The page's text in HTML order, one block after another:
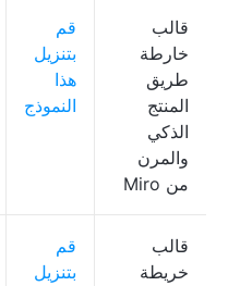
قالب
خارطة
طريق
المنتج
الذكي
والمرن
من Miro
قم
بتنزيل
هذا
النموذج
قالب
خريطة
قم
بتنزيل